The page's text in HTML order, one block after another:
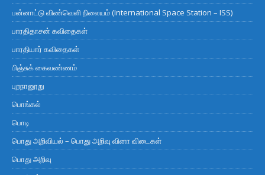
பன்னாட்டு விண்வெளி நிலையம் (International Space Station – ISS)
பாரதிதாசன் கவிதைகள்
பாரதியார் கவிதைகள்
பிஞ்சுக் கைவண்ணம்
புறநானூறு
பொங்கல்
பொடி
பொது அறிவியல் – பொது அறிவு வினா விடைகள்
பொது அறிவு